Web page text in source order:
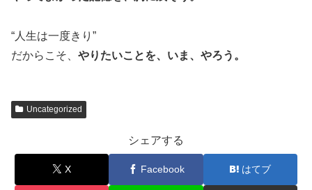
“人生は一度きり”
だからこそ、 やりたいことを、いま、やろう。
Uncategorized
シェアする
X Facebook はてブ